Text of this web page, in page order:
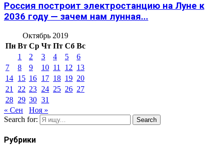
Россия построит электростанцию на Луне к
2036 году — зачем нам лунная...
Октябрь 2019
Пн Вт Ср Чт Пт Сб Вс
1
2 3 4 5
6
7
8 9 10 11 12 13
14 15 16 17 18 19 20
21
22 23 24 25 26 27
28 29 30 31
« Сен
Ноя »
Search for:
Search
Рубрики